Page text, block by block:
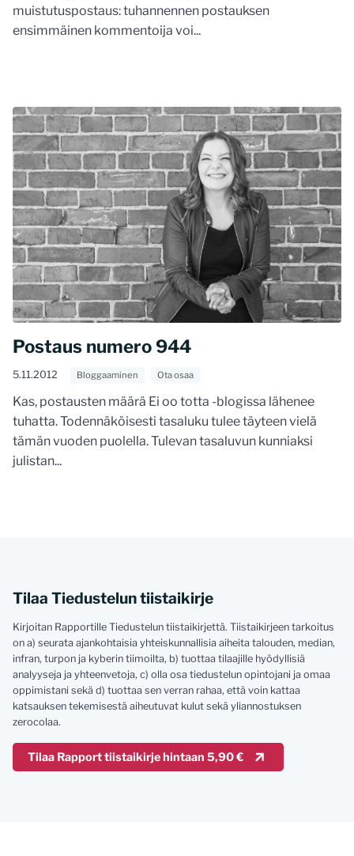
muistutuspostaus: tuhannennen postauksen
ensimmäinen kommentoija voi...
Postaus numero 944
5.11.2012 Bloggaaminen Ota osaa
Kas, postausten määrä Ei oo totta -blogissa lähenee
tuhatta. Todennäköisesti tasaluku tulee täyteen vielä
tämän vuoden puolella. Tulevan tasaluvun kunniaksi
julistan...
Tilaa Tiedustelun tiistaikirje
Kirjoitan Rapportille Tiedustelun tiistaikirjettä. Tiistaikirjeen tarkoitus
on a) seurata ajankohtaisia yhteiskunnallisia aiheita talouden, median,
infran, turpon ja kyberin tiimoilta, b) tuottaa tilaajille hyödyllisiä
analyyseja ja yhteenvetoja, c) olla osa tiedustelun opintojani ja omaa
oppimistani sekä d) tuottaa sen verran rahaa, että voin kattaa
katsauksen tekemisestä aiheutuvat kulut sekä yliannostuksen
zerocolaa.
Tilaa Rapport tiistaikirje hintaan 5,90 €